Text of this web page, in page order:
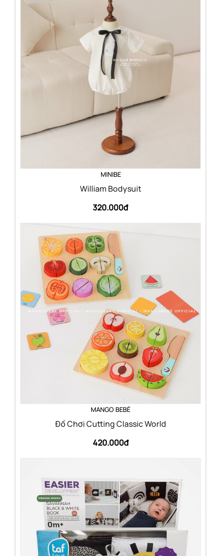
MINIBE
William Bodysuit
320.000đ
MANGO BEBÉ
Đồ Chơi Cutting Classic World
420.000đ